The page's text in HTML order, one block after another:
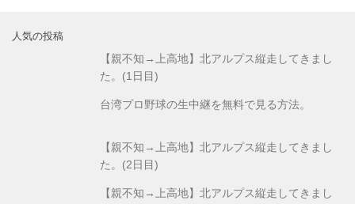
人気の投稿
【親不知→上高地】北アルプス縦走してきまし
た。(1日目)
台湾プロ野球の生中継を無料で見る方法。
【親不知→上高地】北アルプス縦走してきまし
た。(2日目)
【親不知→上高地】北アルプス縦走してきまし